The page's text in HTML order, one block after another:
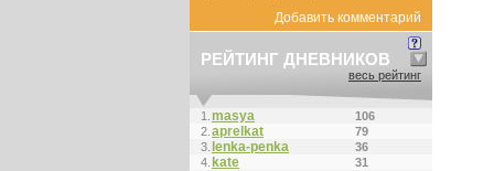
Добавить комментарий
РЕЙТИНГ ДНЕВНИКОВ
весь рейтинг
1. masya
106
2. aprelkat
79
3. lenka-penka
36
4. kate 31